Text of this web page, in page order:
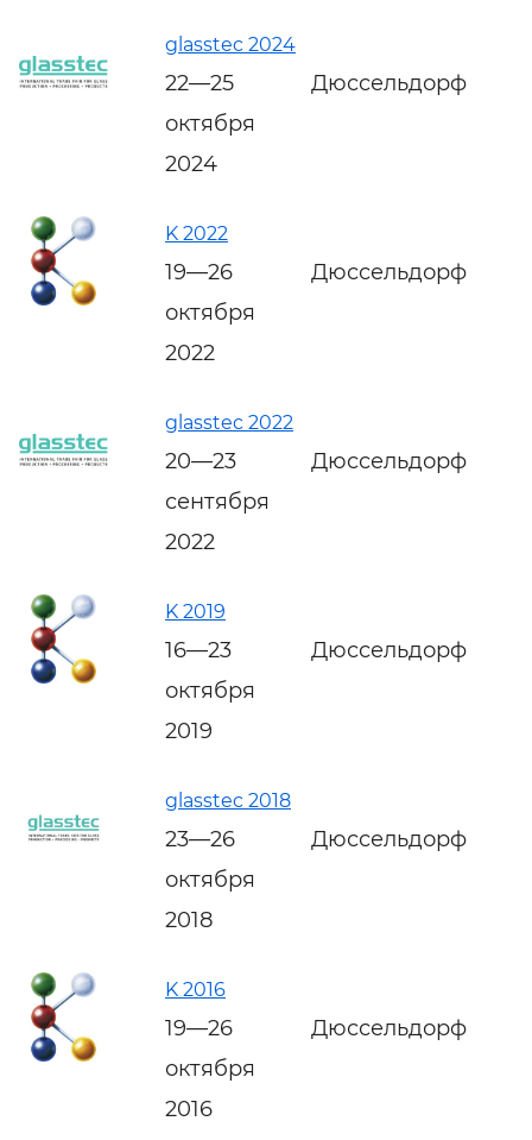
glasstec 2024
22—25
октября
2024
Дюссельдорф
K 2022
19—26
октября
2022
Дюссельдорф
glasstec 2022
20—23
сентября
2022
Дюссельдорф
K 2019
16—23
октября
2019
Дюссельдорф
glasstec 2018
23—26
октября
2018
Дюссельдорф
K 2016
19—26
октября
2016
Дюссельдорф